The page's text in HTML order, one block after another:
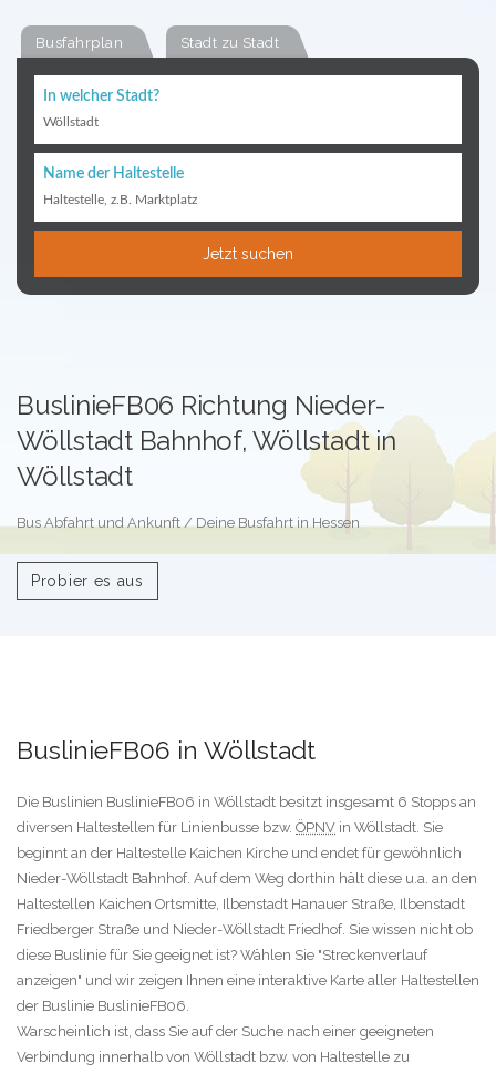
Busfahrplan Stadt zu Stadt
In welcher Stadt?
Wöllstadt
Name der Haltestelle
Haltestelle, z.B. Marktplatz
Jetzt suchen
BuslinieFB06 Richtung Nieder-
Wöllstadt Bahnhof, Wöllstadt in
Wöllstadt
Bus Abfahrt und Ankunft / Deine Busfahrt in Hessen
Probier es aus
BuslinieFB06 in Wöllstadt
Die Buslinien BuslinieFB06 in Wöllstadt besitzt insgesamt 6 Stopps an
diversen Haltestellen für Linienbusse bzw. ÖPNV in Wöllstadt. Sie
beginnt an der Haltestelle Kaichen Kirche und endet für gewöhnlich
Nieder-Wöllstadt Bahnhof. Auf dem Weg dorthin hält diese u.a. an den
Haltestellen Kaichen Ortsmitte, Ilbenstadt Hanauer Straße, Ilbenstadt
Friedberger Straße und Nieder-Wöllstadt Friedhof. Sie wissen nicht ob
diese Buslinie für Sie geeignet ist? Wählen Sie "Streckenverlauf
anzeigen" und wir zeigen Ihnen eine interaktive Karte aller Haltestellen
der Buslinie BuslinieFB06.
Warscheinlich ist, dass Sie auf der Suche nach einer geeigneten
Verbindung innerhalb von Wöllstadt bzw. von Haltestelle zu